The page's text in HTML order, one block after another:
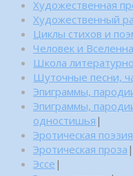
Художественная
Художественный
Циклы стихов и
Человек и
Школа
Шуточные песни,
Эпиграммы,
Эпиграммы,
одностишья |
Эротическая поэзия
Эротическая проза |
Эссе |